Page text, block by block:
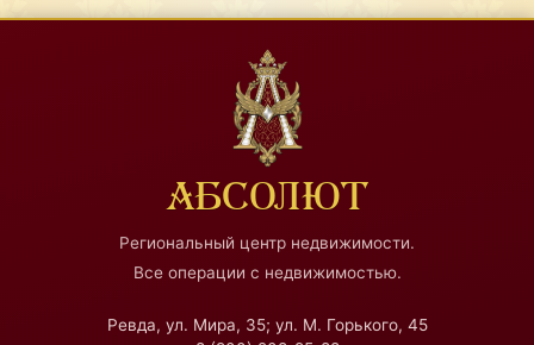
АБСОЛЮТ
Региональный центр недвижимости.
Все операции с недвижимостью.
Ревда, ул. Мира, 35; ул. М. Горького, 45